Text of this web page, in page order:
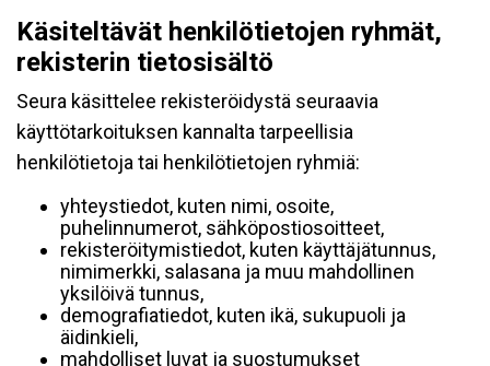
Käsiteltävät henkilötietojen ryhmät,
rekisterin tietosisältö
Seura käsittelee rekisteröidystä seuraavia
käyttötarkoituksen kannalta tarpeellisia
henkilötietoja tai henkilötietojen ryhmiä:
yhteystiedot, kuten nimi, osoite,
puhelinnumerot, sähköpostiosoitteet,
rekisteröitymistiedot, kuten käyttäjätunnus,
nimimerkki, salasana ja muu mahdollinen
yksilöivä tunnus,
demografiatiedot, kuten ikä, sukupuoli ja
äidinkieli,
mahdolliset luvat ja suostumukset